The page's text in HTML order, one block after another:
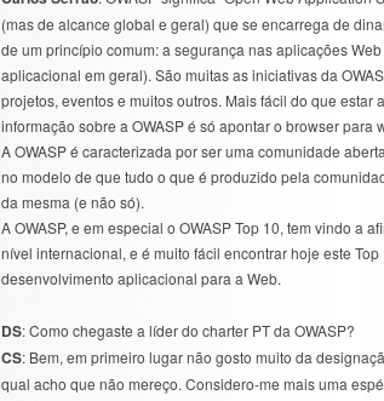
(mas de alcance global e geral) que se encarrega de
de um princípio comum: a segurança nas aplicações
aplicacional em geral). São muitas as iniciativas da
projetos, eventos e muitos outros. Mais fácil do que
informação sobre a OWASP é só apontar o browser para
A OWASP é caracterizada por ser uma comunidade
no modelo de que tudo o que é produzido pela
da mesma (e não só).
A OWASP, e em especial o OWASP Top 10, tem vindo a
nível internacional, e é muito fácil encontrar hoje este
desenvolvimento aplicacional para a Web.
DS: Como chegaste a líder do charter PT da OWASP?
CS: Bem, em primeiro lugar não gosto muito da
qual acho que não mereço. Considero-me mais uma